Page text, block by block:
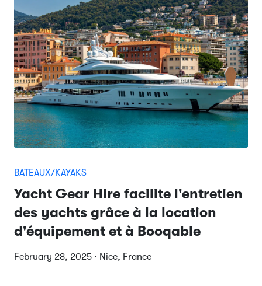
BATEAUX/KAYAKS
Yacht Gear Hire facilite l'entretien
des yachts grâce à la location
d'équipement et à Booqable
February 28, 2025 · Nice, France